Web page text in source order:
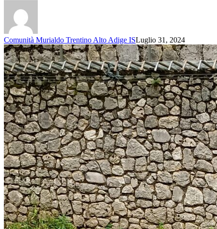
Comunità Murialdo Trentino Alto Adige ISLuglio 31, 2024